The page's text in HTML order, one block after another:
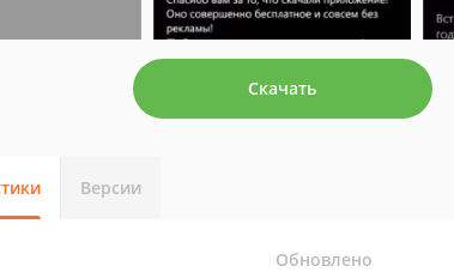
Скачать
Версии
Обновлено